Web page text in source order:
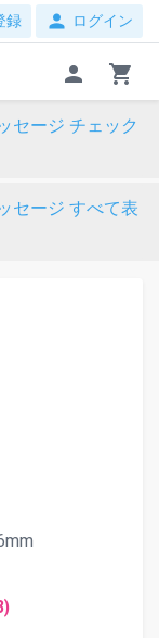
録 person ログイン
person shopping_cart
セージ チェック
セージ すべて表